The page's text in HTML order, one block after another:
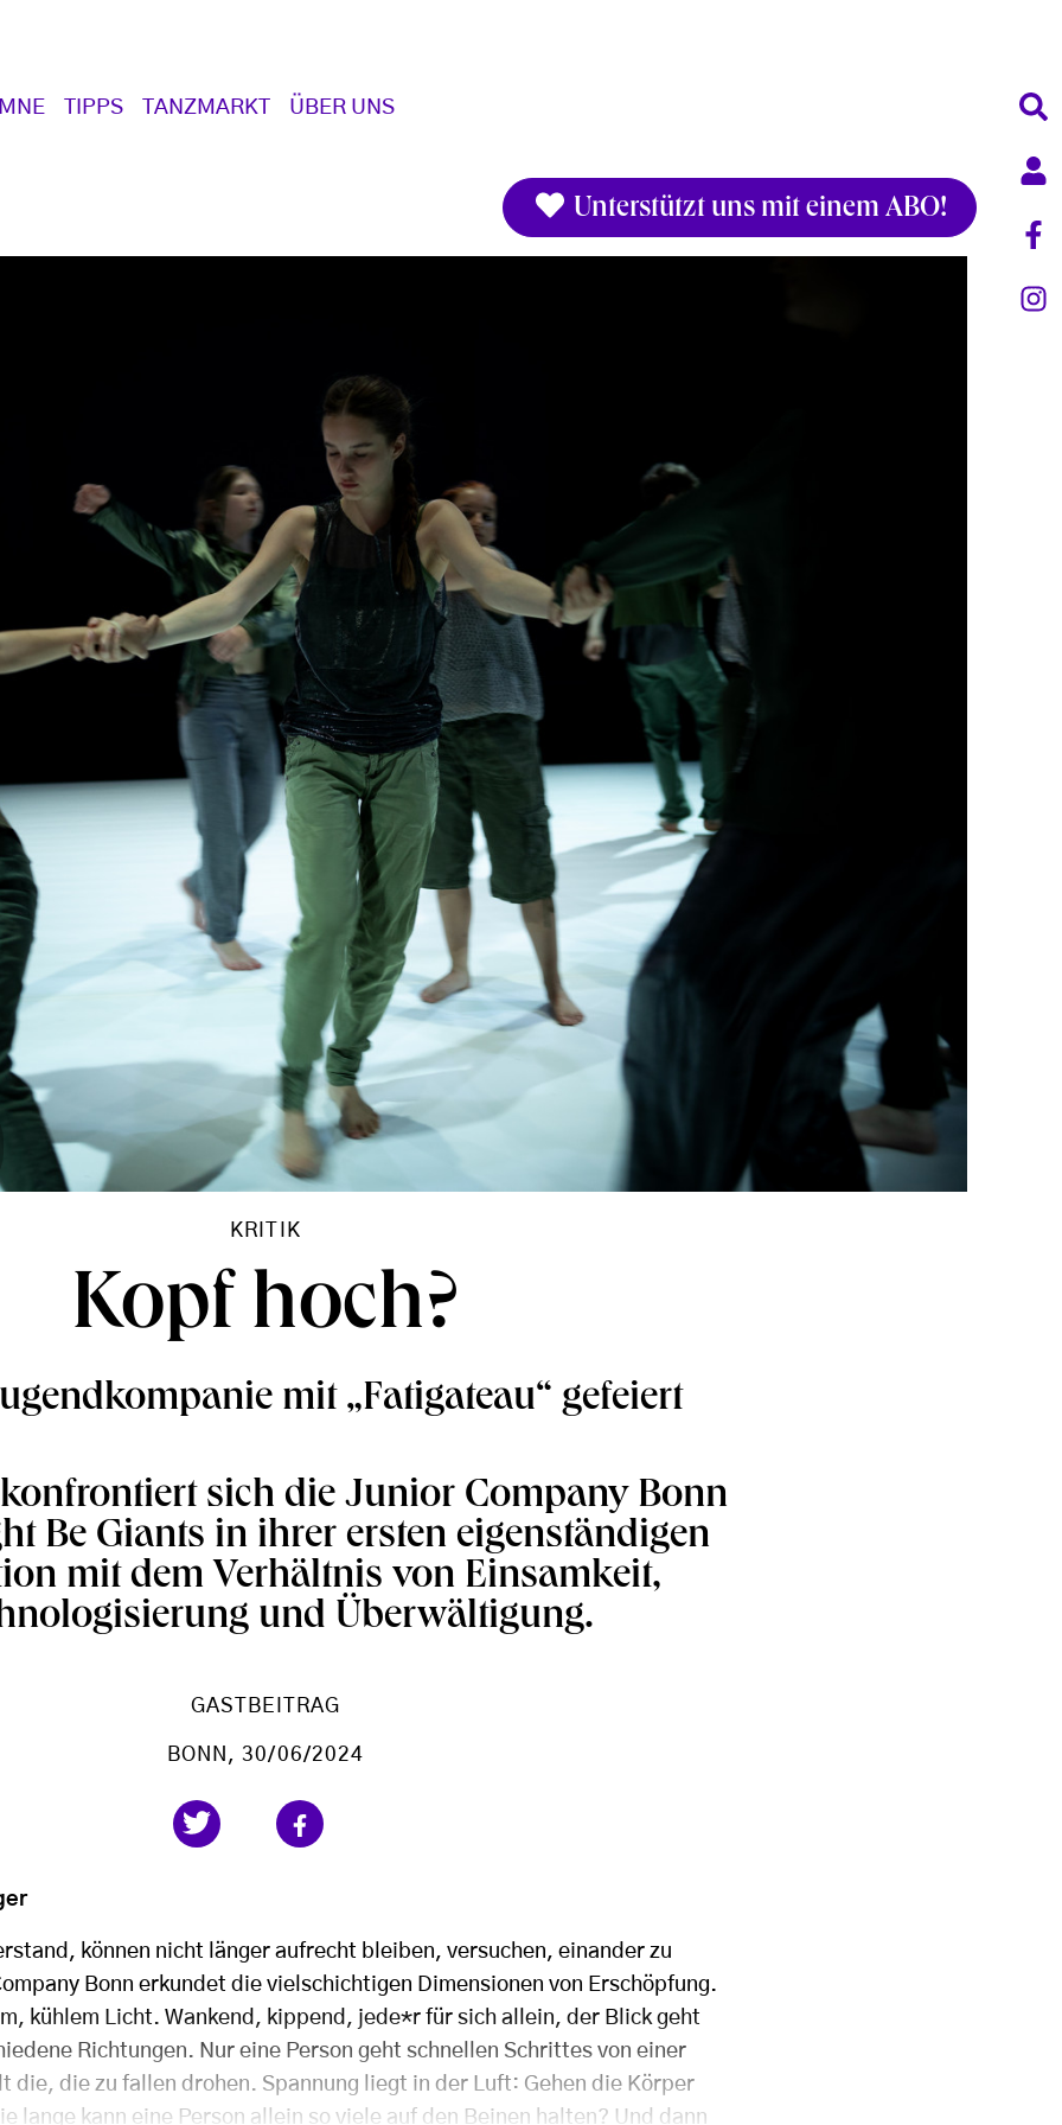
TIPPS TANZMARKT ÜBER UNS
Unterstützt uns mit einem ABO!
KRITIK
Kopf hoch?
mit „Fatigateau“ gefeiert
sich die Junior Company Bonn
Be Giants in ihrer ersten eigenständigen
mit dem Verhältnis von Einsamkeit,
und Überwältigung.
GASTBEITRAG
BONN , 30/06/2024
können nicht länger aufrecht bleiben, versuchen, einander zu
Bonn erkundet die vielschichtigen Dimensionen von Erschöpfung.
kühlem Licht. Wankend, kippend, jede*r für sich allein, der Blick geht
Richtungen. Nur eine Person geht schnellen Schrittes von einer
die, die zu fallen drohen. Spannung liegt in der Luft: Gehen die Körper
lange kann eine Person allein so viele auf den Beinen halten? Und dann